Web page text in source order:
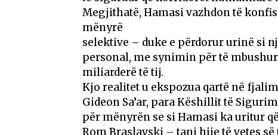
Megjithatë, Hamasi vazhdon të
mënyrë
selektive – duke e përdorur urinë si
personal, me synimin për të
miliarderë të tij.
Kjo realitet u ekspozua qartë në
Gideon Sa’ar, para Këshillit të
për mënyrën se si Hamasi ka uritur
Rom Braslavski – tani hije të vetes